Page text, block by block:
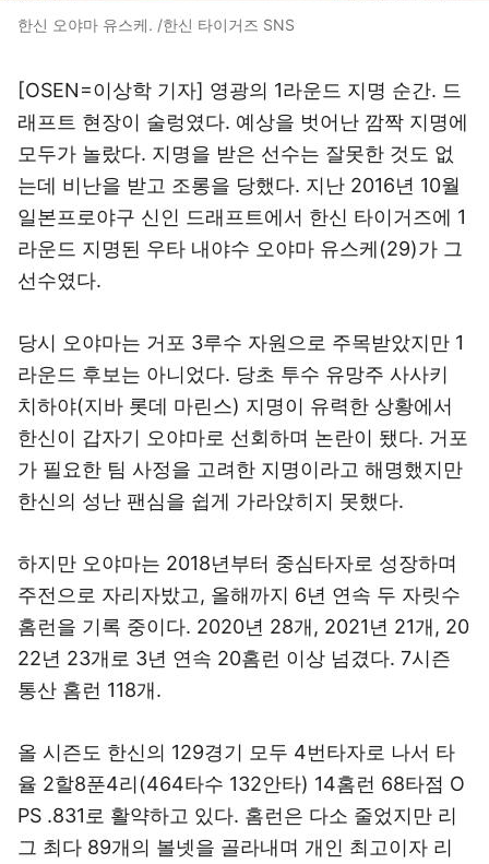
한신 오야마 유스케. /한신 타이거즈 SNS
[OSEN=이상학 기자] 영광의 1라운드 지명 순간. 드
래프트 현장이 술렁였다. 예상을 벗어난 깜짝 지명에
모두가 놀랐다. 지명을 받은 선수는 잘못한 것도 없
는데 비난을 받고 조롱을 당했다. 지난 2016년 10월
일본프로야구 신인 드래프트에서 한신 타이거즈에 1
라운드 지명된 우타 내야수 오야마 유스케(29)가 그
선수였다.
당시 오야마는 거포 3루수 자원으로 주목받았지만 1
라운드 후보는 아니었다. 당초 투수 유망주 사사키
치하야(지바 롯데 마린스) 지명이 유력한 상황에서
한신이 갑자기 오야마로 선회하며 논란이 됐다. 거포
가 필요한 팀 사정을 고려한 지명이라고 해명했지만
한신의 성난 팬심을 쉽게 가라앉히지 못했다.
하지만 오야마는 2018년부터 중심타자로 성장하며
주전으로 자리자밨고, 올해까지 6년 연속 두 자릿수
홈런을 기록 중이다. 2020년 28개, 2021년 21개, 20
22년 23개로 3년 연속 20홈런 이상 넘겼다. 7시즌
통산 홈런 118개.
올 시즌도 한신의 129경기 모두 4번타자로 나서 타
율 2할8푼4리(464타수 132안타) 14홈런 68타점 O
PS .831로 활약하고 있다. 홈런은 다소 줄었지만 리
그 최다 89개의 볼넷을 골라내며 개인 최고이자 리